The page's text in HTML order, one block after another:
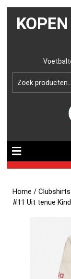
Home /Clubshirts
#11 Uit tenue